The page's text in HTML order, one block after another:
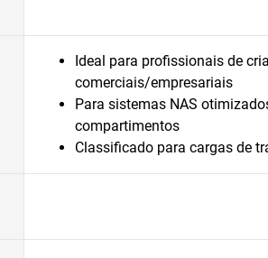
Ideal para profissionais de
comerciais/empresariais
Para sistemas NAS
compartimentos
Classificado para cargas de